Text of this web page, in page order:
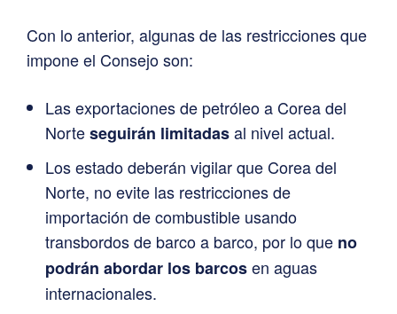
Con lo anterior, algunas de las restricciones que
impone el Consejo son:
Las exportaciones de petróleo a Corea del
Norteseguirán limitadasal nivel actual.
Los estado deberán vigilar que Corea del
Norte, no evite las restricciones de
importación de combustible usando
transbordos de barco a barco, por lo que no
podrán abordar los barcosen aguas
internacionales.